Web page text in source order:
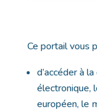
Ce portail vous
d’accéder à
électronique,
européen, le